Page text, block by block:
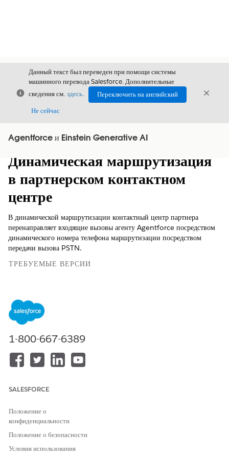
Закрыть
Данный текст был переведен при помощи системы
машинного перевода Salesforce. Дополнительные
сведения см. здесь.
Переключить на английский
Не сейчас
Agentforce и Einstein Generative AI
Показать содержание
Содержание
Динамическая маршрутизация
в партнерском контактном
центре
В динамической маршрутизации контактный центр партнера
перенаправляет входящие вызовы агенту Agentforce посредством
динамического номера телефона маршрутизации посредством
передачи вызова PSTN.
ТРЕБУЕМЫЕ ВЕРСИИ
Доступно в версиях: Версии
Edition и
Agentforce 1 Edition, а также
ПРИМЕЧАНИЕ
маршрутизация не поддерживается клиентами Salesforce Voice
(Собственный Voice).
Вот как это работает.
1-800-667-6389
SALESFORCE
Положение о
конфиденциальности
Положение о безопасности
Условия использования